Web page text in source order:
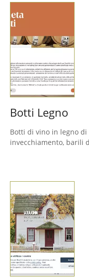
Botti Legno
Botti di vino in legno
invecchiamento, barili